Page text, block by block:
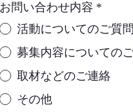
お問い合わせ内容 *
活動についてのご質問
募集内容についての
取材などのご連絡
その他